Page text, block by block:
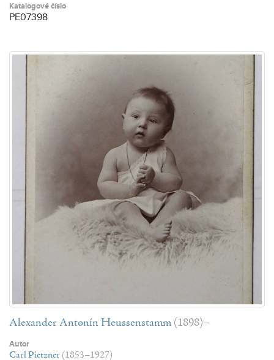
Katalogové číslo
PE07398
Alexander Antonín Heussenstamm (1898)–
Autor
Carl Pietzner (1853–1927)